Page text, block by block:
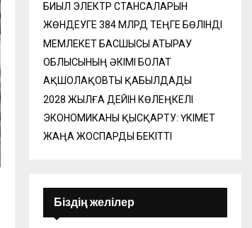
БИЫЛ ЭЛЕКТР СТАНСАЛАРЫН
ЖӨНДЕУГЕ 384 МЛРД ТЕҢГЕ БӨЛІНДІ
МЕМЛЕКЕТ БАСШЫСЫ АТЫРАУ
ОБЛЫСЫНЫҢ ӘКІМІ БОЛАТ
АҚШОЛАҚОВТЫ ҚАБЫЛДАДЫ
2028 ЖЫЛҒА ДЕЙІН КӨЛЕҢКЕЛІ
ЭКОНОМИКАНЫ ҚЫСҚАРТУ: ҮКІМЕТ
ЖАҢА ЖОСПАРДЫ БЕКІТТІ
Біздің желілер